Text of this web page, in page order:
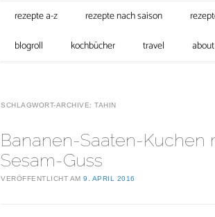
Hauptmenü
Zum Inhalt springen
rezepte a-z rezepte nach saison
blogroll
kochbücher travel about
SCHLAGWORT-ARCHIVE: TAHIN
Bananen-Saaten-Kuchen
Sesam-Guss
VERÖFFENTLICHT AM 9. APRIL 2016